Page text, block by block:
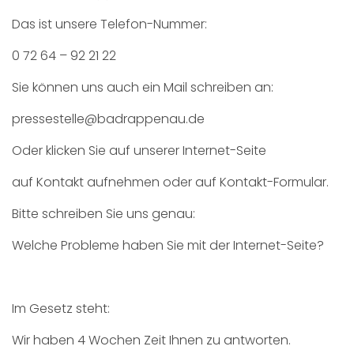
Das ist unsere Telefon-Nummer:
0 72 64 – 92 21 22
Sie können uns auch ein Mail schreiben an:
pressestelle@badrappenau.de
Oder klicken Sie auf unserer Internet-Seite
auf Kontakt aufnehmen oder auf Kontakt-Formular.
Bitte schreiben Sie uns genau:
Welche Probleme haben Sie mit der Internet-Seite?
Im Gesetz steht:
Wir haben 4 Wochen Zeit Ihnen zu antworten.